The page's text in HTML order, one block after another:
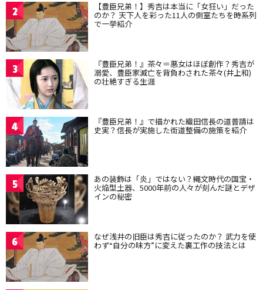
2 【豊臣兄弟！】秀吉は本当に「女狂い」だった
のか？ 天下人を彩った11人の側室たちを時系列
で一挙紹介
3 『豊臣兄弟！』茶々＝悪女はほぼ創作？秀吉が
溺愛、豊臣家滅亡を背負わされた茶々(井上和)
の壮絶すぎる生涯
4 『豊臣兄弟！』で描かれた織田信長の道普請は
史実？信長が実施した街道整備の施策を紹介
5 あの装飾は「炎」ではない？縄文時代の国宝・
火焔型土器、5000年前の人々が刻んだ謎とデザ
インの秘密
6 なぜ浅井の旧臣は秀吉に従ったのか？ 武力を使
わず“自分の味方”に変えた裏工作の技法とは